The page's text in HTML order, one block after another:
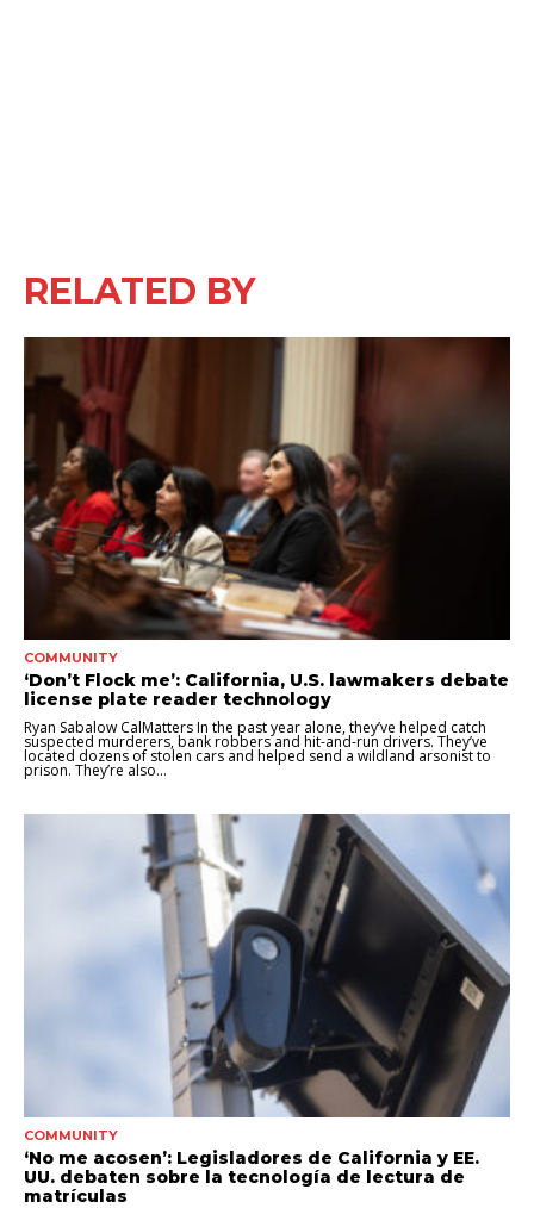
RELATED BY
COMMUNITY
‘Don’t Flock me’: California, U.S. lawmakers debate
license plate reader technology
Ryan Sabalow CalMatters In the past year alone, they’ve helped catch
suspected murderers, bank robbers and hit-and-run drivers. They’ve
located dozens of stolen cars and helped send a wildland arsonist to
prison. They’re also...
COMMUNITY
‘No me acosen’: Legisladores de California y EE.
UU. debaten sobre la tecnología de lectura de
matrículas